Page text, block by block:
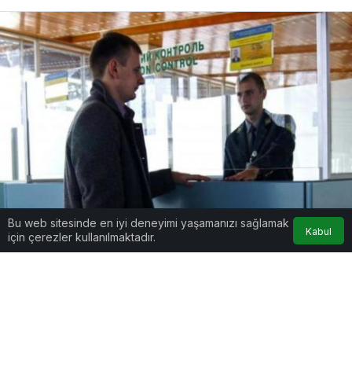
Bu web sitesinde en iyi deneyimi yaşamanızı sağlamak
için çerezler kullanılmaktadır.
Kabul